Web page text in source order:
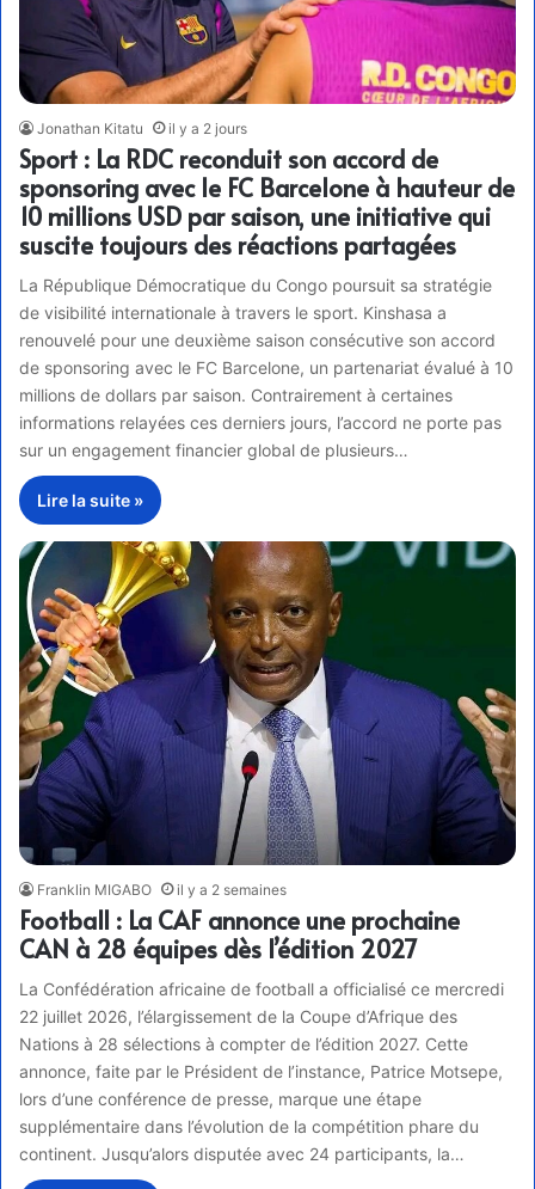
Jonathan Kitatu il y a 2 jours
Sport : La RDC reconduit son accord de
sponsoring avec le FC Barcelone à hauteur de
10 millions USD par saison, une initiative qui
suscite toujours des réactions partagées
La République Démocratique du Congo poursuit sa stratégie
de visibilité internationale à travers le sport. Kinshasa a
renouvelé pour une deuxième saison consécutive son accord
de sponsoring avec le FC Barcelone, un partenariat évalué à 10
millions de dollars par saison. Contrairement à certaines
informations relayées ces derniers jours, l’accord ne porte pas
sur un engagement financier global de plusieurs…
Lire la suite »
Franklin MIGABO il y a 2 semaines
Football : La CAF annonce une prochaine
CAN à 28 équipes dès l’édition 2027
La Confédération africaine de football a officialisé ce mercredi
22 juillet 2026, l’élargissement de la Coupe d’Afrique des
Nations à 28 sélections à compter de l’édition 2027. Cette
annonce, faite par le Président de l’instance, Patrice Motsepe,
lors d’une conférence de presse, marque une étape
supplémentaire dans l’évolution de la compétition phare du
continent. Jusqu’alors disputée avec 24 participants, la…